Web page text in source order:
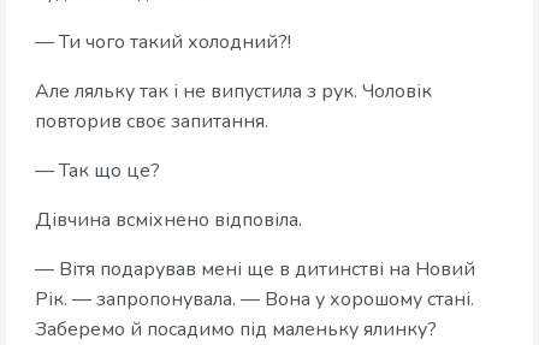
— Ти чого такий холодний?!
Але ляльку так і не випустила з рук. Чоловік
повторив своє запитання.
— Так що це?
Дівчина всміхнено відповіла.
— Вітя подарував мені ще в дитинстві на Новий
Рік. — запропонувала. — Вона у хорошому стані.
Заберемо й посадимо під маленьку ялинку?